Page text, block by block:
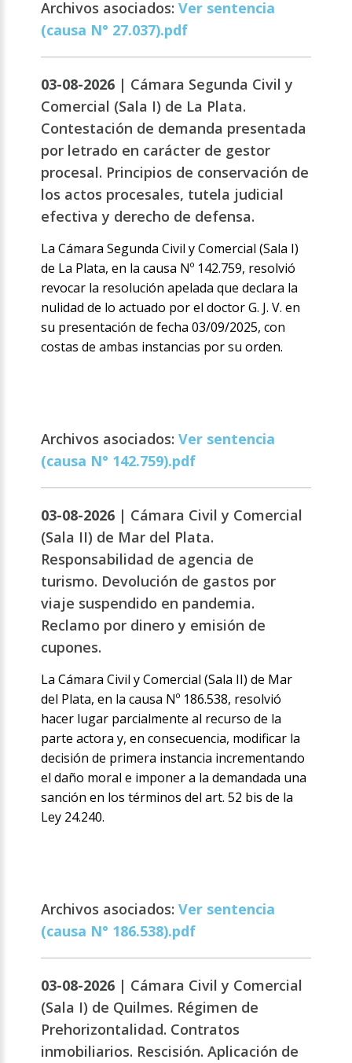
Archivos asociados:Ver sentencia
(causa N° 27.037).pdf
03-08-2026 | Cámara Segunda Civil y
Comercial (Sala I) de La Plata.
Contestación de demanda presentada
por letrado en carácter de gestor
procesal. Principios de conservación de
los actos procesales, tutela judicial
efectiva y derecho de defensa.
La Cámara Segunda Civil y Comercial (Sala I)
de La Plata, en la causa Nº 142.759, resolvió
revocar la resolución apelada que declara la
nulidad de lo actuado por el doctor G. J. V. en
su presentación de fecha 03/09/2025, con
costas de ambas instancias por su orden.
Archivos asociados:Ver sentencia
(causa N° 142.759).pdf
03-08-2026 | Cámara Civil y Comercial
(Sala II) de Mar del Plata.
Responsabilidad de agencia de
turismo. Devolución de gastos por
viaje suspendido en pandemia.
Reclamo por dinero y emisión de
cupones.
La Cámara Civil y Comercial (Sala II) de Mar
del Plata, en la causa Nº 186.538, resolvió
hacer lugar parcialmente al recurso de la
parte actora y, en consecuencia, modificar la
decisión de primera instancia incrementando
el daño moral e imponer a la demandada una
sanción en los términos del art. 52 bis de la
Ley 24.240.
Archivos asociados:Ver sentencia
(causa N° 186.538).pdf
03-08-2026 | Cámara Civil y Comercial
(Sala I) de Quilmes. Régimen de
Prehorizontalidad. Contratos
inmobiliarios. Rescisión. Aplicación de